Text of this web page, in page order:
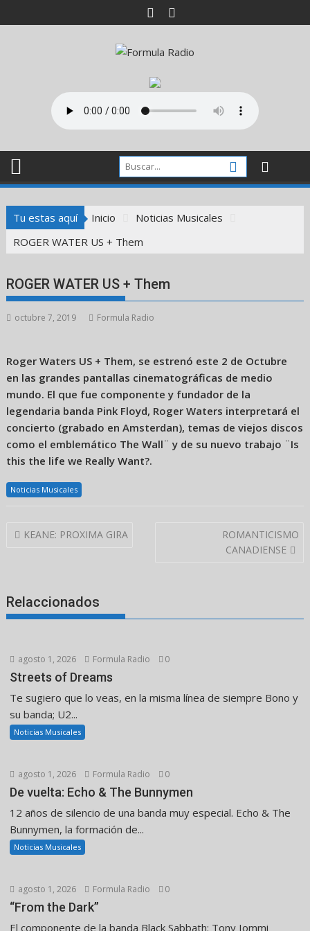
al
Tu estas aquí Inicio
Noticias Musicales
ROGER WATER US + Them
ROGER WATER US + Them
octubre 7, 2019 Formula Radio
Roger Waters US + Them, se estrenó este 2 de Octubre
en las grandes pantallas cinematográficas de medio
mundo. El que fue componente y fundador de la
legendaria banda Pink Floyd, Roger Waters interpretará el
concierto (grabado en Amsterdan), temas de viejos discos
como el emblemático The Wall¨ y de su nuevo trabajo ¨Is
this the life we Really Want?.
Noticias Musicales
Navegación
KEANE: PROXIMA GIRA
ROMANTICISMO
CANADIENSE
Relaccionados
agosto 1, 2026 Formula Radio 0
Streets of Dreams
Te sugiero que lo veas, en la misma línea de siempre Bono y
su banda; U2...
Noticias Musicales
agosto 1, 2026 Formula Radio 0
De vuelta: Echo & The Bunnymen
12 años de silencio de una banda muy especial. Echo & The
Bunnymen, la formación de...
Noticias Musicales
agosto 1, 2026 Formula Radio 0
“From the Dark”
El componente de la banda Black Sabbath: Tony Iommi